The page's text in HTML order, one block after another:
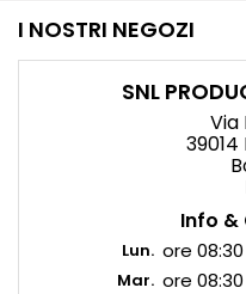
I NOSTRI NEGOZI
SNL
Via
39014
Info
Lun. ore 08:30
Mar. ore 08:30